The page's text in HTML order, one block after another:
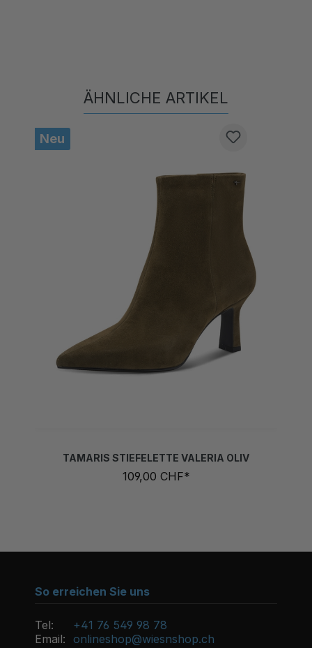
Produktgalerie überspringen
109,00 CHF*
So erreichen Sie uns
Tel:
+41 76 549 98 78
Email: onlineshop@wiesnshop.ch